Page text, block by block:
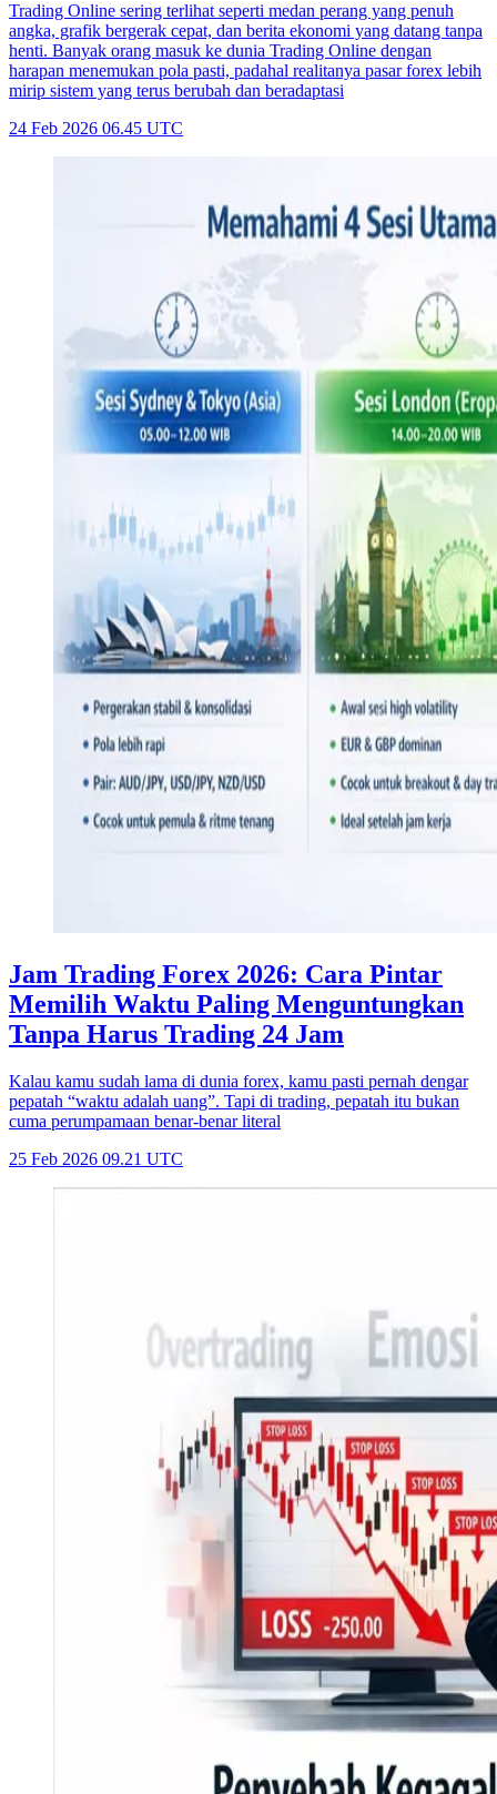
Trading Online sering terlihat seperti medan perang yang penuh
angka, grafik bergerak cepat, dan berita ekonomi yang datang tanpa
henti. Banyak orang masuk ke dunia Trading Online dengan
harapan menemukan pola pasti, padahal realitanya pasar forex lebih
mirip sistem yang terus berubah dan beradaptasi
24 Feb 2026 06.45 UTC
Jam Trading Forex 2026: Cara Pintar
Memilih Waktu Paling Menguntungkan
Tanpa Harus Trading 24 Jam
Kalau kamu sudah lama di dunia forex, kamu pasti pernah dengar
pepatah “waktu adalah uang”. Tapi di trading, pepatah itu bukan
cuma perumpamaan benar-benar literal
25 Feb 2026 09.21 UTC